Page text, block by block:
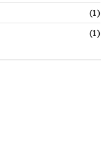
(1)
(1)